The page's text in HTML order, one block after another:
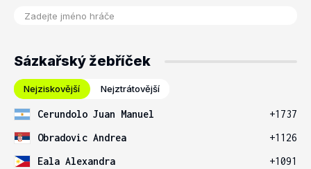
Sázkařský žebříček
Nejziskovější Nejztrátovější
Cerundolo Juan Manuel
+1737
Obradovic Andrea
+1126
Eala Alexandra
+1091